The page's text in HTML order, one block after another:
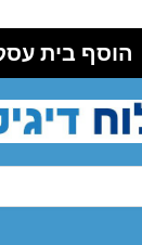
הוסף בית